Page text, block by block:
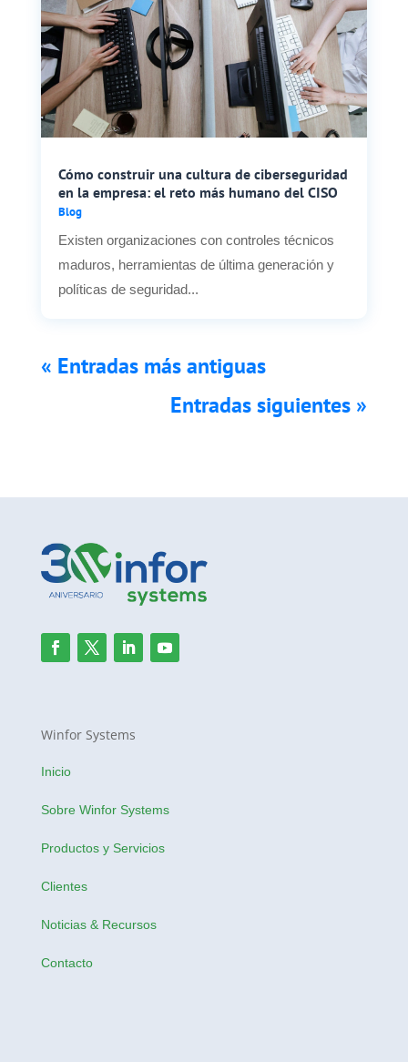
Cómo construir una cultura de ciberseguridad
en la empresa: el reto más humano del CISO
Blog
Existen organizaciones con controles técnicos
maduros, herramientas de última generación y
políticas de seguridad...
« Entradas más antiguas
Entradas siguientes »
Winfor Systems
Inicio
Sobre Winfor Systems
Productos y Servicios
Clientes
Noticias & Recursos
Contacto